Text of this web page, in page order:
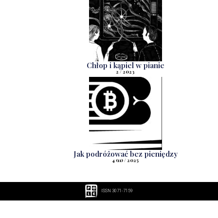
Chłop i kąpiel w pianie
2 / 2023
Jak podróżować bez pieniędzy
4 (11) / 2025
ISSN 3071-7159